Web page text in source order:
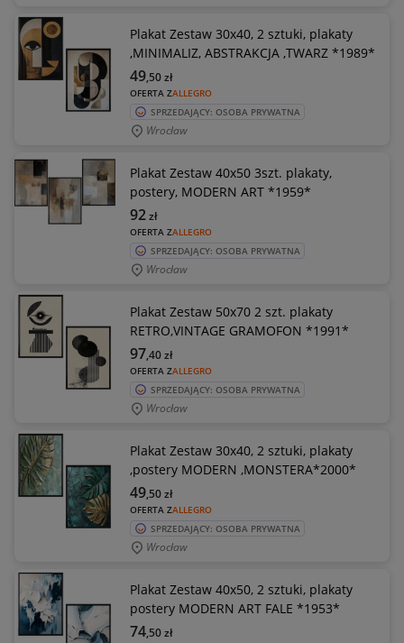
Plakat Zestaw 30x40, 2 sztuki, plakaty
,MINIMALIZ, ABSTRAKCJA ,TWARZ *1989*
OFERTA ZALLEGRO
49,50zł
SPRZEDAJĄCY: OSOBA PRYWATNA
Wrocław
Plakat Zestaw 40x50 3szt. plakaty,
postery, MODERN ART *1959*
OFERTA ZALLEGRO
92zł
SPRZEDAJĄCY: OSOBA PRYWATNA
Wrocław
Plakat Zestaw 50x70 2 szt. plakaty
RETRO,VINTAGE GRAMOFON *1991*
OFERTA ZALLEGRO
97,40zł
SPRZEDAJĄCY: OSOBA PRYWATNA
Wrocław
Plakat Zestaw 30x40, 2 sztuki, plakaty
,postery MODERN ,MONSTERA*2000*
OFERTA ZALLEGRO
49,50zł
SPRZEDAJĄCY: OSOBA PRYWATNA
Wrocław
Plakat Zestaw 40x50, 2 sztuki, plakaty
postery MODERN ART FALE *1953*
74,50zł